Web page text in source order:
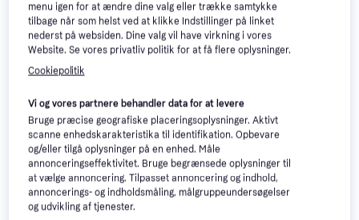
5 butikker
5 butikker
Trender
Lenovo Idea Tab Pro
12.6" 8GB RAM 1TB
4.4
Trender
Lenovo Idea Tab Pro
256GB Matte Edition
12.7", Android 14
menu igen for at ændre dine valg eller trække samtykke
tilbage når som helst ved at klikke Indstillinger på linket
nederst på websiden. Dine valg vil have virkning i vores
Website. Se vores privatliv politik for at få flere oplysninger.
Cookiepolitik
Vi og vores partnere behandler data for at levere
Bruge præcise geografiske placeringsoplysninger. Aktivt
scanne enhedskarakteristika til identifikation. Opbevare
og/eller tilgå oplysninger på en enhed. Måle
annonceringseffektivitet. Bruge begrænsede oplysninger til
at vælge annoncering. Tilpasset annoncering og indhold,
annoncerings- og indholdsmåling, målgruppeundersøgelser
og udvikling af tjenester.